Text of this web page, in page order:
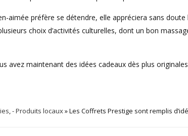
aimée préfère se détendre, elle appréciera sans doute
choix d’activités culturelles, dont un bon
avez maintenant des idées cadeaux dès plus
- Produits locaux» Les Coffrets Prestige sont remplis